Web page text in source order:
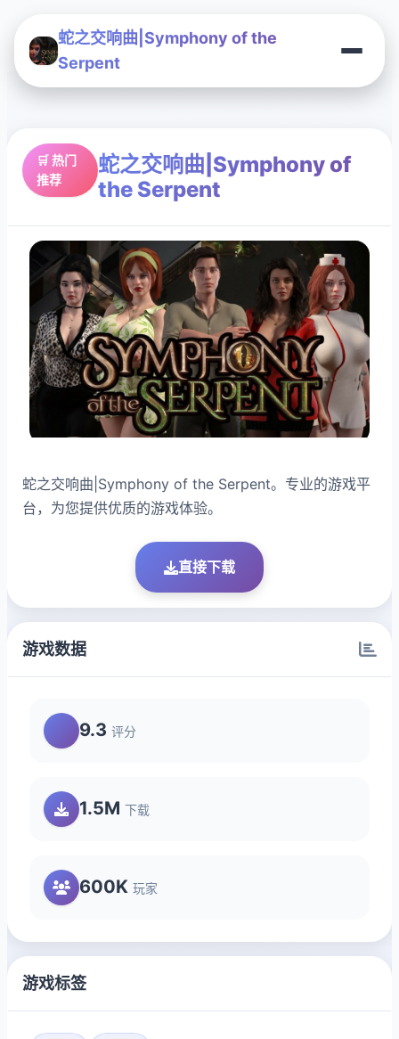
蛇之交响曲|Symphony of the
Serpent
🛒 热门
推荐
蛇之交响曲|Symphony of
the Serpent
蛇之交响曲|Symphony of the Serpent。专业的游戏平
台，为您提供优质的游戏体验。
直接下载
游戏数据
9.3 评分
1.5M 下载
600K 玩家
游戏标签